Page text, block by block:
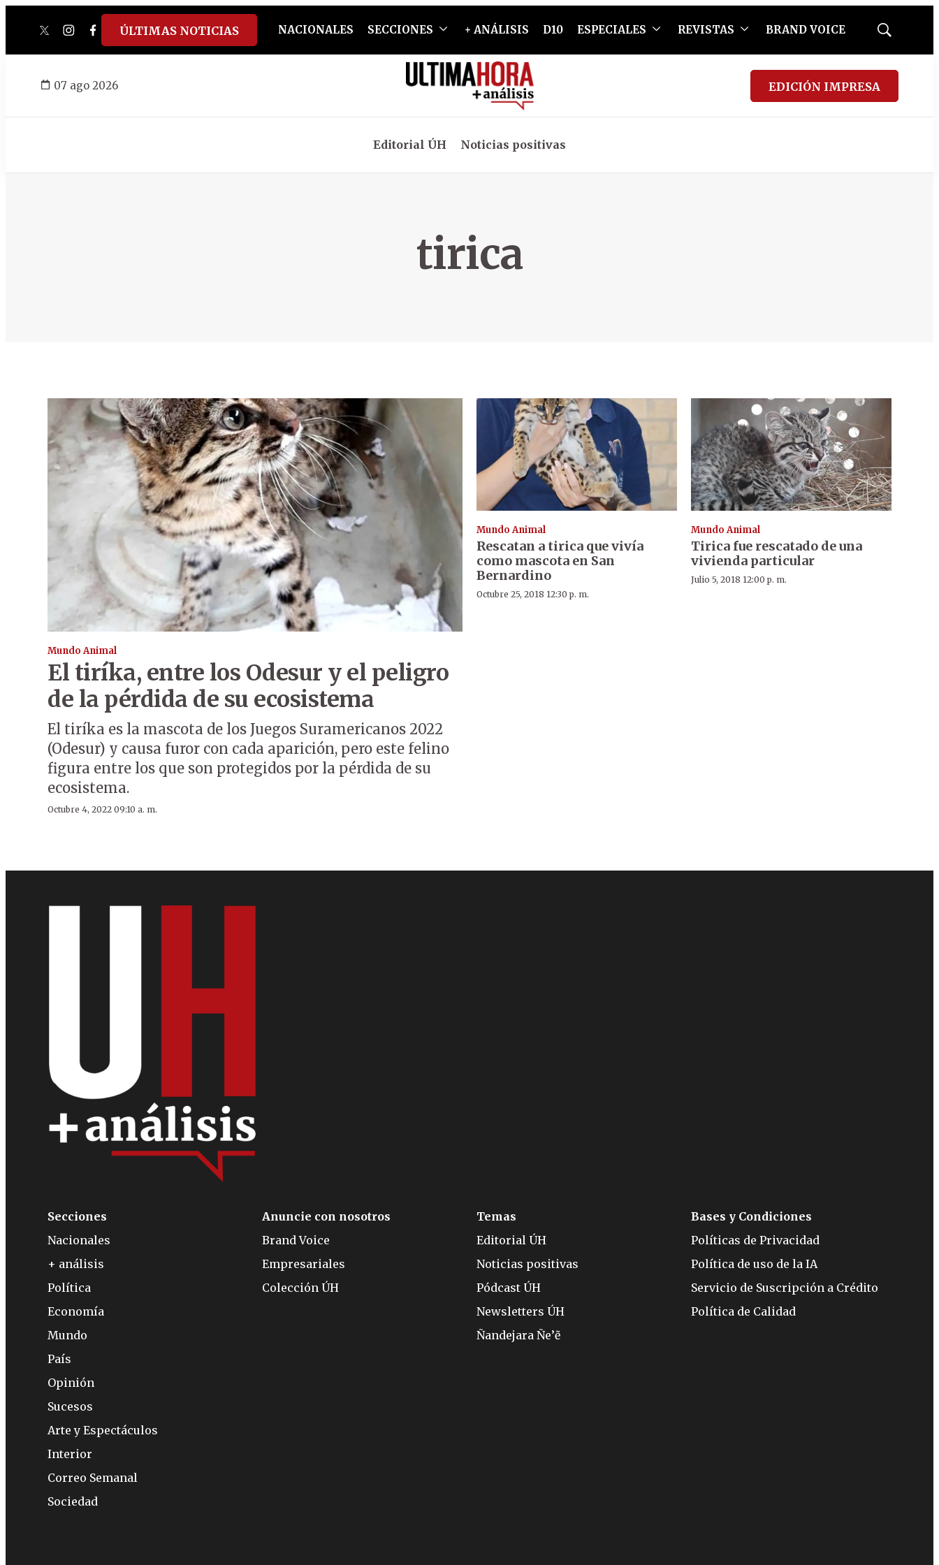
twitterinstagram
facebook
tiktokyoutube
spotify
ÚLTIMAS NOTICIAS NACIONALES SECCIONES + ANÁLISIS D10 ESPECIALES REVISTAS BRAND VOICE
Mostrar
07 ago 2026 EDICIÓN IMPRESA
Editorial ÚH Noticias positivas
tirica
Mundo Animal
El tiríka, entre los Odesur y el peligro
de la pérdida de su ecosistema
El tiríka es la mascota de los Juegos Suramericanos 2022
(Odesur) y causa furor con cada aparición, pero este felino
figura entre los que son protegidos por la pérdida de su
ecosistema.
Octubre 4, 2022 09:10 a. m.
Mundo Animal
Rescatan a tirica que vivía
como mascota en San
Bernardino
Octubre 25, 2018 12:30 p. m.
Mundo Animal
Tirica fue rescatado de una
vivienda particular
Julio 5, 2018 12:00 p. m.
Secciones
Nacionales
+ análisis
Política
Economía
Mundo
País
Opinión
Sucesos
Arte y Espectáculos
Interior
Correo Semanal
Sociedad
Anuncie con nosotros
Brand Voice
Empresariales
Colección ÚH
Temas
Editorial ÚH
Noticias positivas
Pódcast ÚH
Newsletters ÚH
Ñandejara Ñe’ẽ
Bases y Condiciones
Políticas de Privacidad
Política de uso de la IA
Servicio de Suscripción a Crédito
Política de Calidad